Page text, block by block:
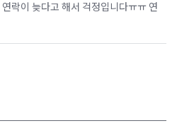
락이 늦다고 해서 걱정입니다ㅠㅠ 연